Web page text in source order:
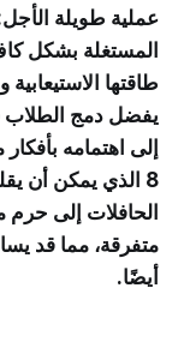
عملية طويلة
المستغلة بشكل
طاقتها
يفضل دمج الطلاب
إلى اهتمامه
8 الذي يمكن أن
الحافلات إلى
متفرقة، مما قد
أيضًا.